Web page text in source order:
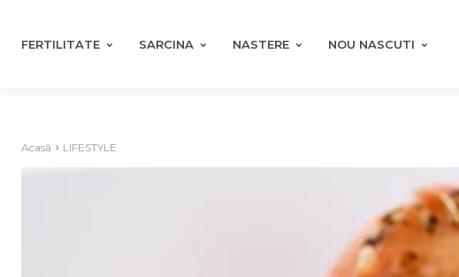
FERTILITATE SARCINA NASTERE NOU NASCUTI
Acasă LIFESTYLE